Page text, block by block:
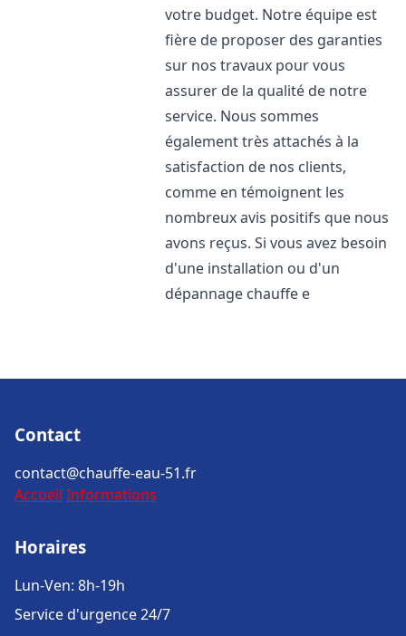
votre budget. Notre équipe est
fière de proposer des garanties
sur nos travaux pour vous
assurer de la qualité de notre
service. Nous sommes
également très attachés à la
satisfaction de nos clients,
comme en témoignent les
nombreux avis positifs que nous
avons reçus. Si vous avez besoin
d'une installation ou d'un
dépannage chauffe e
Contact
contact@chauffe-eau-51.fr
Accueil Informations
Horaires
Lun-Ven: 8h-19h
Service d'urgence 24/7